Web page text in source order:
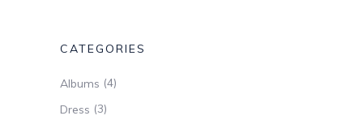
CATEGORIES
Albums (4)
Dress (3)